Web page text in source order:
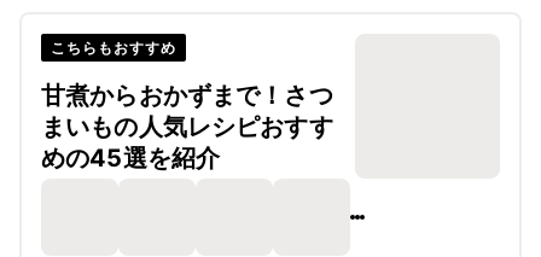
こちらもおすすめ
甘煮からおかずまで！さつ
まいもの人気レシピおすす
めの45選を紹介